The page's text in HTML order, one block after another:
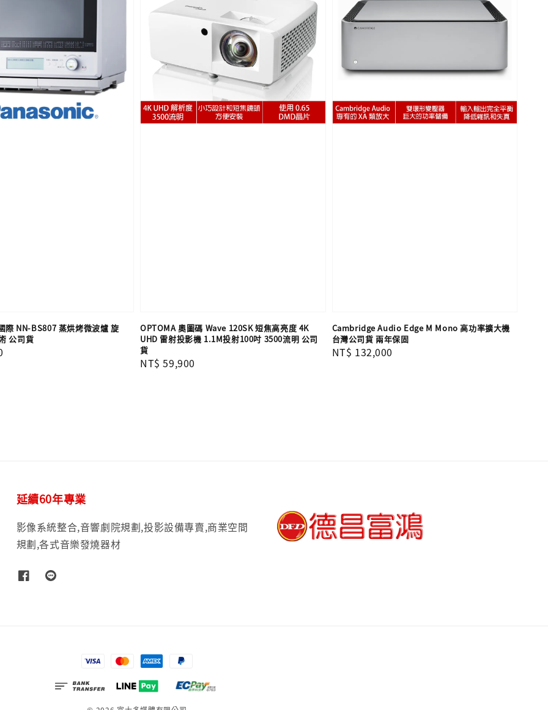
際 NN-BS807 蒸烘烤微波爐 旋
公司貨
OPTOMA 奧圖碼 Wave 120SK 短焦高亮度 4K
UHD 雷射投影機 1.1M投射100吋 3500流明 公司
貨
Regular
NT$ 59,900
Cambridge Audio Edge M Mono 高功率擴大機
台灣公司貨 兩年保固
Regular
NT$ 132,000
延續60年專業
影像系統整合,音響劇院規劃,投影設備專賣,商業空間
規劃,各式音樂發燒器材